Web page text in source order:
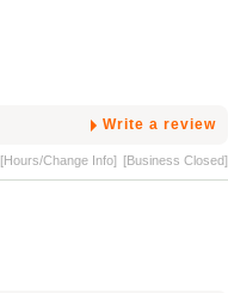
Write a review
[Hours/Change Info] [Business Closed]